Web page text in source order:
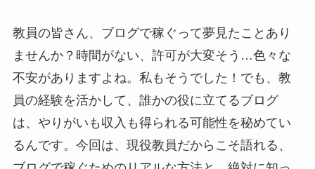
教員の皆さん、ブログで稼ぐって夢見たことあり
ませんか？時間がない、許可が大変そう…色々な
不安がありますよね。私もそうでした！でも、教
員の経験を活かして、誰かの役に立てるブログ
は、やりがいも収入も得られる可能性を秘めてい
るんです。今回は、現役教員だからこそ語れる、